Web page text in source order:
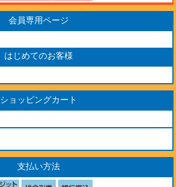
会員専用ページ
はじめてのお客様
ショッピングカート
支払い方法